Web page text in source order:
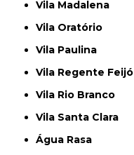
Vila Madalena
Vila Oratório
Vila Paulina
Vila Regente Feijó
Vila Rio Branco
Vila Santa Clara
Água Rasa